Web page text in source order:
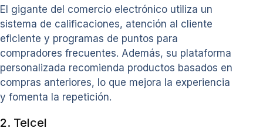
El gigante del comercio electrónico utiliza un
sistema de calificaciones, atención al cliente
eficiente y programas de puntos para
compradores frecuentes. Además, su plataforma
personalizada recomienda productos basados en
compras anteriores, lo que mejora la experiencia
y fomenta la repetición.
2. Telcel